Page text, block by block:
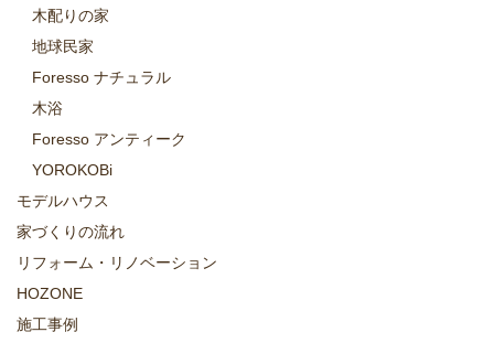
木配りの家
地球民家
Foresso ナチュラル
木浴
Foresso アンティーク
YOROKOBi
モデルハウス
家づくりの流れ
リフォーム・リノベーション
HOZONE
施工事例